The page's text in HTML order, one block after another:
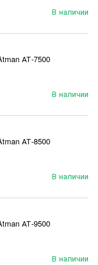
В наличии
АТ-7500
В наличии
АТ-8500
В наличии
АТ-9500
В наличии